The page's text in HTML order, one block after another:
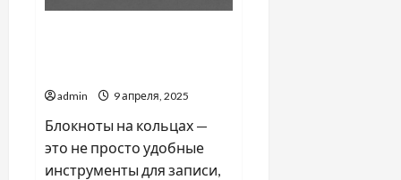
admin 9 апреля, 2025
Блокноты на кольцах —
это не просто удобные
инструменты для записи,